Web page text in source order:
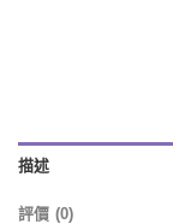
描述
評價 (0)